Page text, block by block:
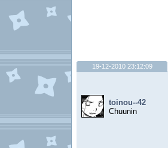
19-12-2010 23:12:09
toinou--42
Chuunin